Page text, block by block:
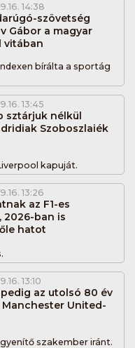
14:38
szövetség
Gábor a magyar
vitában
bírálta a sportág
13:45
sztárjuk nélkül
Szoboszlaiék
kapuját.
13:26
az F1-es
ban is
hatot
13:10
az utolsó 80 év
United-
szakember iránt.